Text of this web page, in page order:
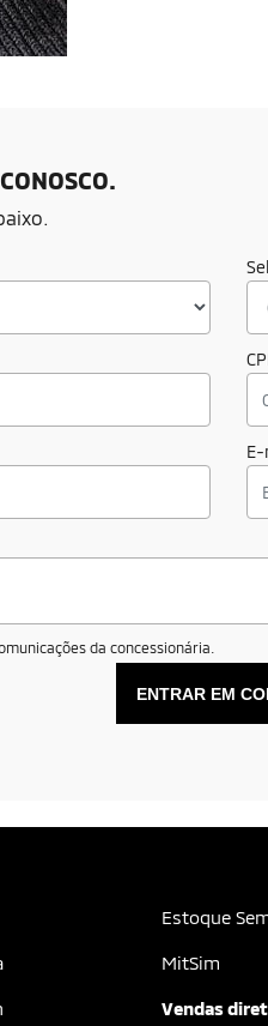
da concessionária.
ENTRAR EM
Estoque
MitSim
Vendas